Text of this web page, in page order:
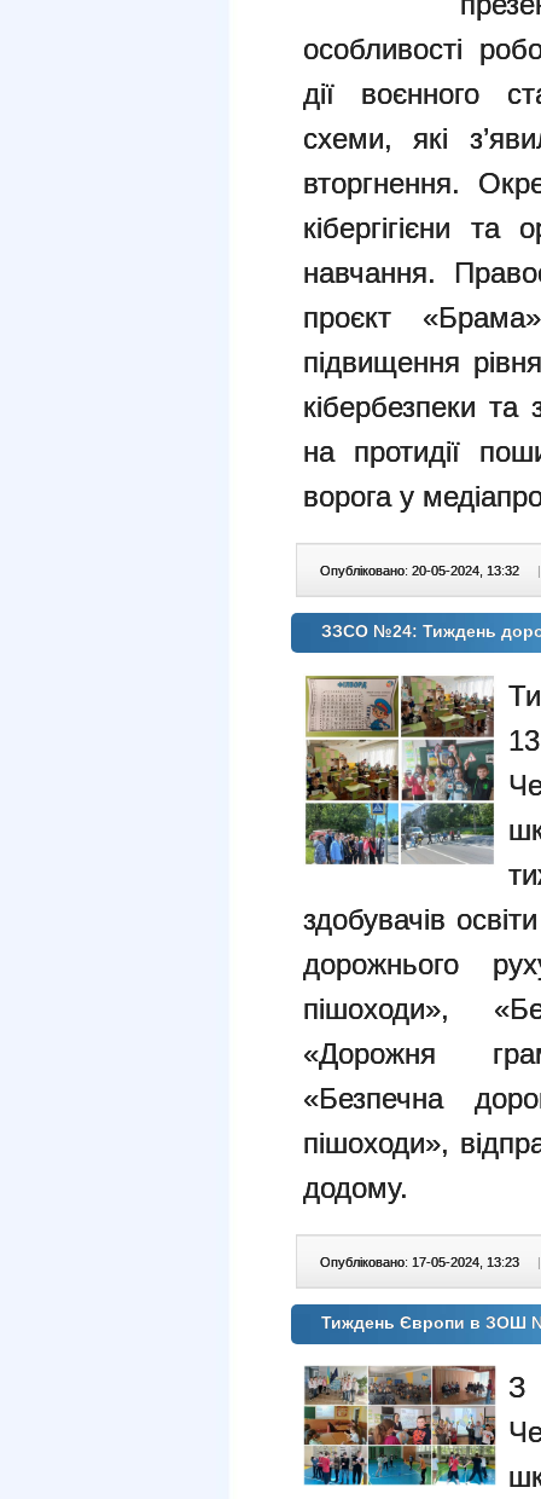
особливості
дії воєнного
схеми, які
вторгнення.
кібергігієни та
навчання.
проєкт
підвищення
кібербезпеки та
на протидії
ворога у
Опубліковано: 20-05-2024, 13:32 |
ЗЗСО №24: Тиждень
здобувачів
дорожнього
пішоходи»,
«Дорожня
«Безпечна
пішоходи»,
додому.
Опубліковано: 17-05-2024, 13:23 |
Тиждень Європи в ЗОШ
З